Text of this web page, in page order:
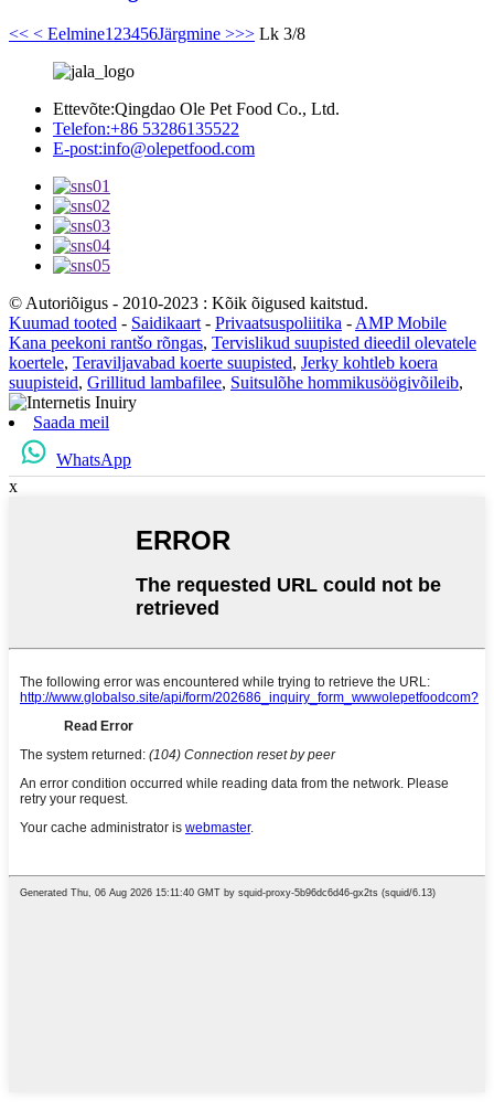
<< < Eelmine1 23456Järgmine >>> Lk 3/8
Ettevõte:Qingdao Ole Pet Food Co., Ltd.
Telefon:+86 53286135522
E-post:info@olepetfood.com
© Autoriõigus - 2010-2023 : Kõik õigused kaitstud.
Kuumad tooted - Saidikaart - Privaatsuspoliitika - AMP Mobile
Kana peekoni rantšo rõngas, Tervislikud suupisted dieedil olevatele
koertele, Teraviljavabad koerte suupisted, Jerky kohtleb koera
suupisteid, Grillitud lambafilee, Suitsulõhe hommikusöögivõileib,
Saada meil
WhatsApp
x